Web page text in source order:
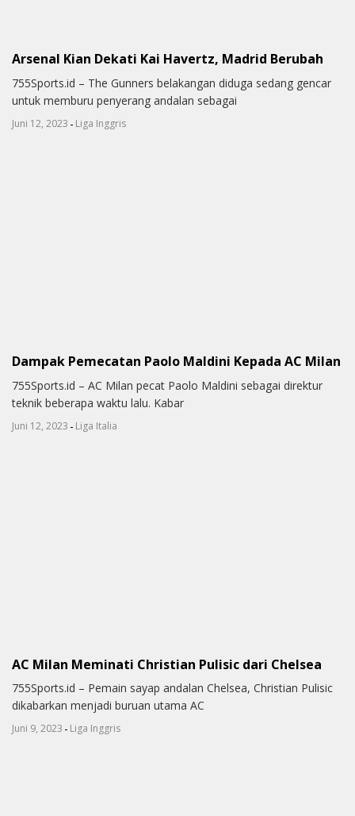
Arsenal Kian Dekati Kai Havertz, Madrid Berubah
755Sports.id – The Gunners belakangan diduga sedang gencar
untuk memburu penyerang andalan sebagai
Juni 12, 2023 - Liga Inggris
Dampak Pemecatan Paolo Maldini Kepada AC Milan
755Sports.id – AC Milan pecat Paolo Maldini sebagai direktur
teknik beberapa waktu lalu. Kabar
Juni 12, 2023 - Liga Italia
AC Milan Meminati Christian Pulisic dari Chelsea
755Sports.id – Pemain sayap andalan Chelsea, Christian Pulisic
dikabarkan menjadi buruan utama AC
Juni 9, 2023 - Liga Inggris